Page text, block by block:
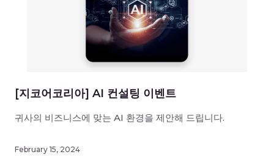
[지코어코리아] AI 컨설팅 이벤트
귀사의 비즈니스에 맞는 AI 환경을 제안해 드립니다.
February 15, 2024